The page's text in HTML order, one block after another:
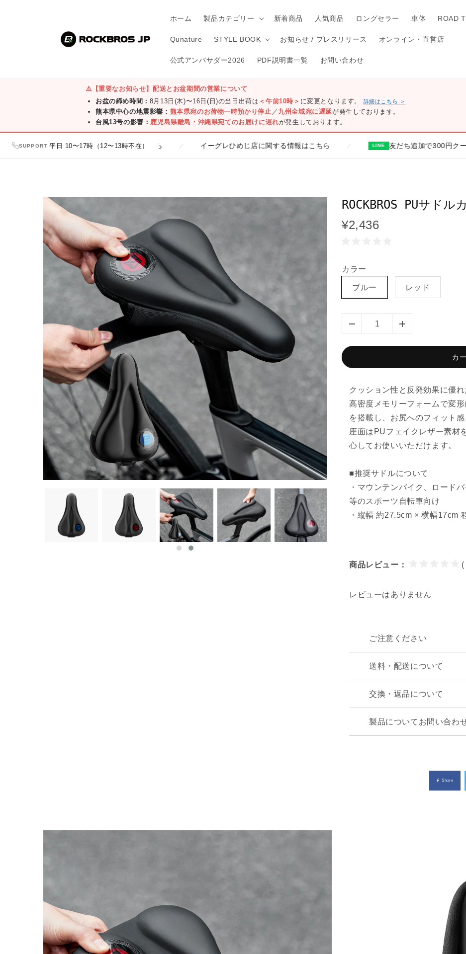
ホーム 製品カテゴリー 新着商品 人気商品 ロングセラー 車体 ROAD
Qunature STYLE BOOK お知らせ / プレスリリース オンライン・直営店
公式アンバサダー2026 PDF説明書一覧 お問い合わせ
⚠️【重要なお知らせ】配送とお盆期間の営業について
お盆の締め時間： 8月13日(木)〜16日(日)の当日出荷は ＜午前10時＞ に変更となります。 詳細はこちら ＞
熊本県中心の地震影響： 熊本県宛のお荷物一時預かり停止 ／ 九州全域宛に遅延が発生しております。
台風13号の影響： 鹿児島県離島・沖縄県宛てのお届けに遅れが発生しております。
SUPPORT 平日 10〜17時（12〜13時不在）
！オンライン・直営店一覧はこちら ／ イーグレひめじ店に関する情報はこちら ／ 友だち追加で300円クーポンプレゼ
ROCKBROS PUサド
¥2,436
カラー
ブルー レッド
カ
クッション性と反発効果に優れ
高密度メモリーフォームで変
を搭載し、お尻へのフィット
座面はPUフェイクレザー素材
心してお使いいただけます。
■推奨サドルについて
・マウンテンバイク、ロード
等のスポーツ自転車向け
・縦幅 約27.5cm × 横幅17cm
商品レビュー： (
レビューはありません
ご注意ください
送料・配送について
交換・返品について
製品についてお問い合わ
Share